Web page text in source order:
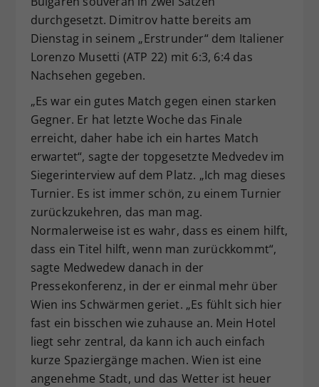
durchgesetzt. Dimitrov hatte bereits am
Dienstag in seinem „Erstrunder“ dem Italiener
Lorenzo Musetti (ATP 22) mit 6:3, 6:4 das
Nachsehen gegeben.
„Es war ein gutes Match gegen einen starken
Gegner. Er hat letzte Woche das Finale
erreicht, daher habe ich ein hartes Match
erwartet“, sagte der topgesetzte Medvedev im
Siegerinterview auf dem Platz. „Ich mag dieses
Turnier. Es ist immer schön, zu einem Turnier
zurückzukehren, das man mag.
Normalerweise ist es wahr, dass es einem hilft,
dass ein Titel hilft, wenn man zurückkommt“,
sagte Medwedew danach in der
Pressekonferenz, in der er einmal mehr über
Wien ins Schwärmen geriet. „Es fühlt sich hier
fast ein bisschen wie zuhause an. Mein Hotel
liegt sehr zentral, da kann ich auch einfach
kurze Spaziergänge machen. Wien ist eine
angenehme Stadt, und das Wetter ist heuer